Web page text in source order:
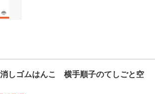
しゴムはんこ 横手順子のてしごと空